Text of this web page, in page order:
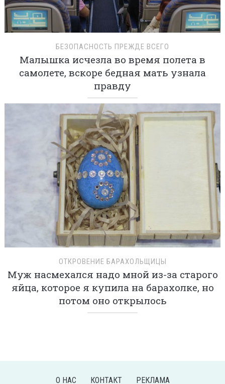
БЕЗОПАСНОСТЬ ПРЕЖДЕ ВСЕГО
Малышка исчезла во время полета в
самолете, вскоре бедная мать узнала
правду
ОТКРОВЕНИЕ БАРАХОЛЬЩИЦЫ
Муж насмехался надо мной из-за старого
яйца, которое я купила на барахолке, но
потом оно открылось
О НАС КОНТАКТ РЕКЛАМА